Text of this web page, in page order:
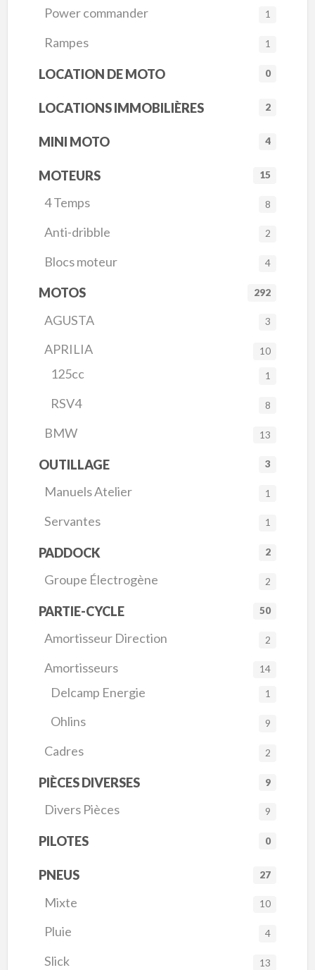
Power commander 1
Rampes 1
LOCATION DE MOTO 0
LOCATIONS IMMOBILIÈRES 2
MINI MOTO 4
MOTEURS 15
4 Temps 8
Anti-dribble 2
Blocs moteur 4
MOTOS 292
AGUSTA 3
APRILIA 10
125cc 1
RSV4 8
BMW 13
OUTILLAGE 3
Manuels Atelier 1
Servantes 1
PADDOCK 2
Groupe Électrogène 2
PARTIE-CYCLE 50
Amortisseur Direction 2
Amortisseurs 14
Delcamp Energie 1
Ohlins 9
Cadres 2
PIÈCES DIVERSES 9
Divers Pièces 9
PILOTES 0
PNEUS 27
Mixte 10
Pluie 4
Slick 13